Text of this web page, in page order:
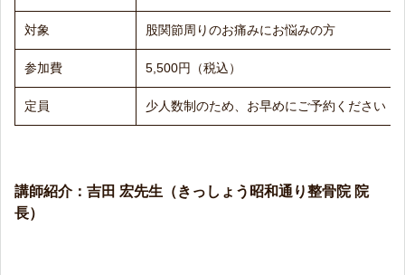
対象 股関節周りのお痛みにお悩みの方
参加費 5,500円（税込）
定員 少人数制のため、お早めにご予約ください
講師紹介：吉田 宏先生（きっしょう昭和通り整骨院 院
長）